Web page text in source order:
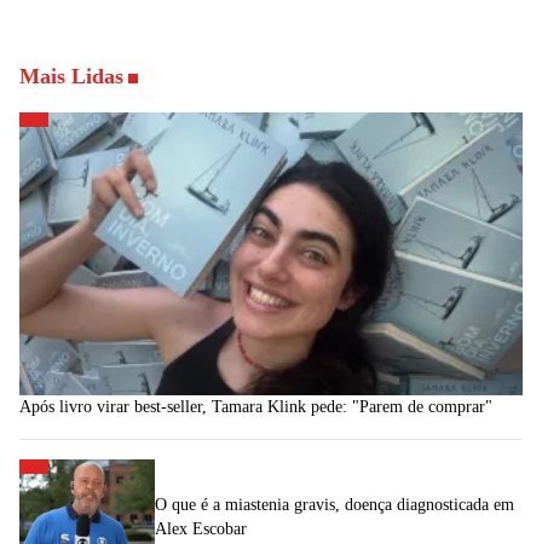
Mais Lidas
Após livro virar best-seller, Tamara Klink pede: "Parem de comprar"
O que é a miastenia gravis, doença diagnosticada em
Alex Escobar